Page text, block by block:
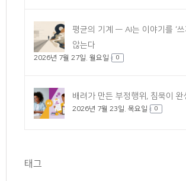
평균의 기계 — AI는 이야기를 ‘쓰
않는다
2026년 7월 27일. 월요일 0
배려가 만든 부정행위, 침묵이 완
2026년 7월 23일. 목요일 0
태그